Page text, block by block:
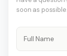
soon as possible.